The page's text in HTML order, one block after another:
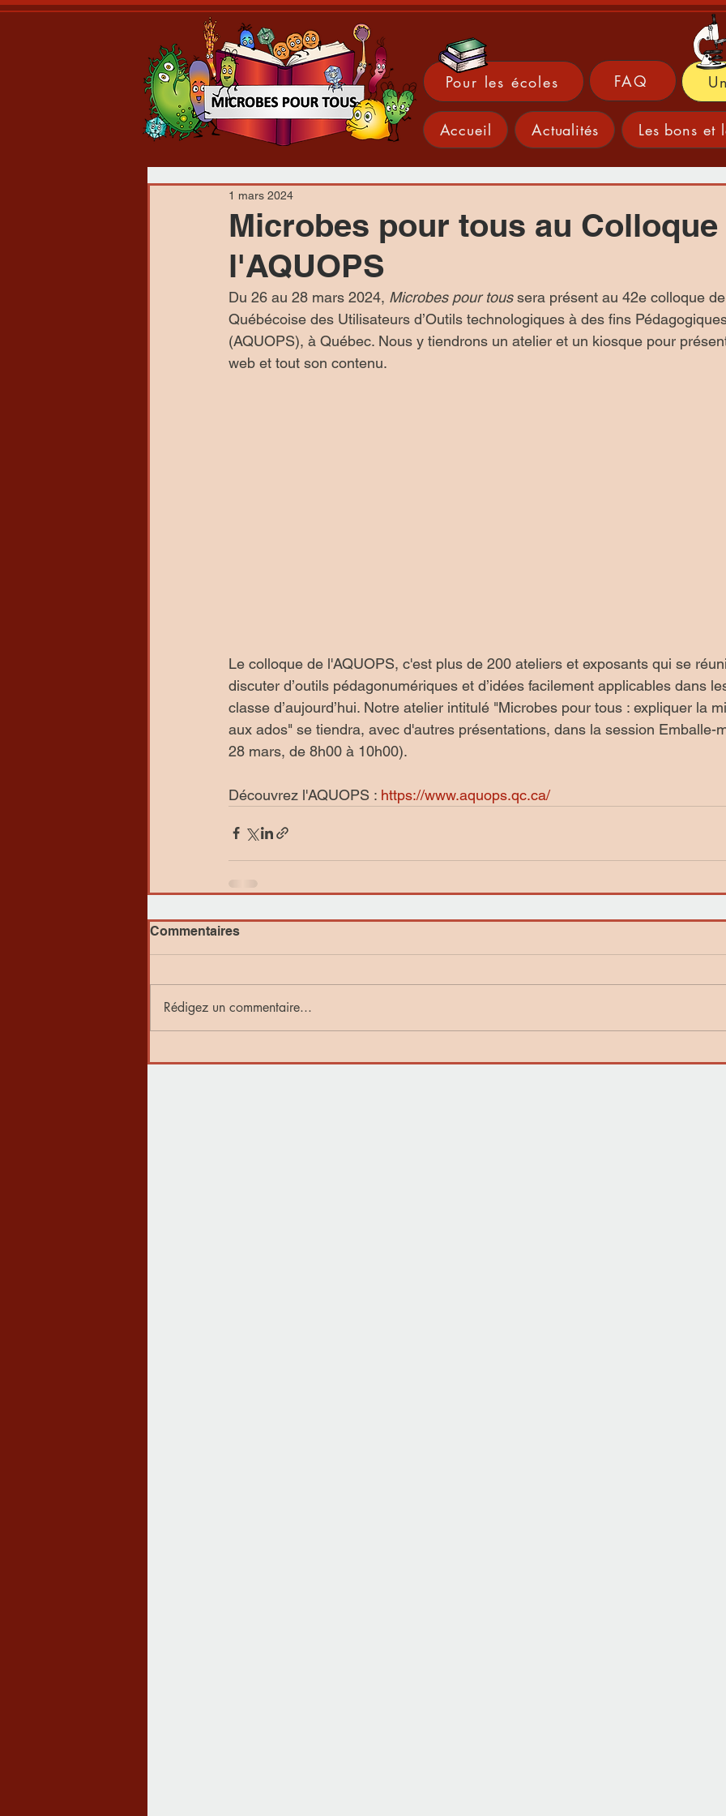
Pour les écoles FAQ
Accueil Actualités Les bons et
Microbes pour tous au Colloque
l'AQUOPS
1 mars 2024
Du 26 au 28 mars 2024, Microbes pour tous sera présent au 42e colloque de
Québécoise des Utilisateurs d’Outils technologiques à des fins
(AQUOPS), à Québec. Nous y tiendrons un atelier et un kiosque pour
web et tout son contenu.
Le colloque de l'AQUOPS, c'est plus de 200 ateliers et exposants qui se
discuter d’outils pédagonumériques et d’idées facilement applicables dans
classe d’aujourd’hui. Notre atelier intitulé "Microbes pour tous : expliquer la
aux ados" se tiendra, avec d'autres présentations, dans la session Emballe-
28 mars, de 8h00 à 10h00).
Découvrez l'AQUOPS : https://www.aquops.qc.ca/
Commentaires
Rédigez un commentaire...